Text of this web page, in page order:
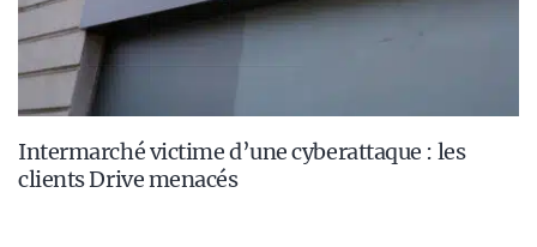
Intermarché victime d’une cyberattaque : les
clients Drive menacés